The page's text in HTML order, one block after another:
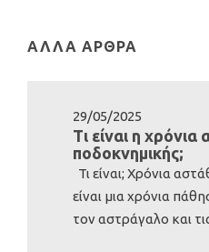
ΆΛΛΑ ΆΡΘΡΑ
29/05/2025
Τι είναι η χρόνια
ποδοκνημικής;
Τι είναι; Χρόνια
είναι μια χρόνια
τον αστράγαλο και